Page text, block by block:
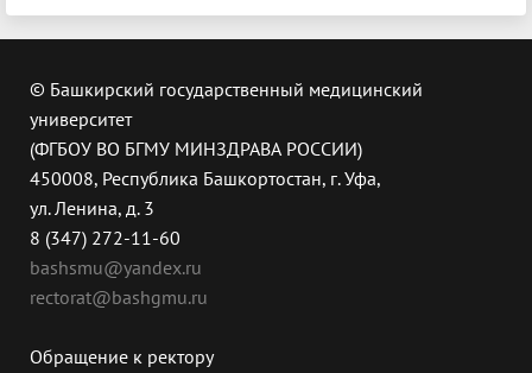
© Башкирский государственный медицинский
университет
(ФГБОУ ВО БГМУ МИНЗДРАВА РОССИИ)
450008, Республика Башкортостан, г. Уфа,
ул. Ленина, д. 3
8 (347) 272-11-60
bashsmu@yandex.ru
rectorat@bashgmu.ru
Обращение к ректору